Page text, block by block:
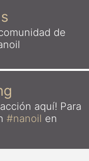
de
aquí! Para
#nanoil en